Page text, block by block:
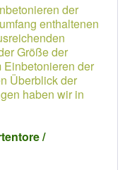
der
enthaltenen
Größe der
Einbetonieren der
Überblick der
haben wir in
/